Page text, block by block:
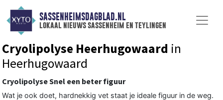
SASSENHEIMSDAGBLAD.NL
lokaal nieuws sassenheim en teylingen
Cryolipolyse Heerhugowaard in
Heerhugowaard
Cryolipolyse Snel een beter figuur
Wat je ook doet, hardnekkig vet staat je ideale figuur in de weg.